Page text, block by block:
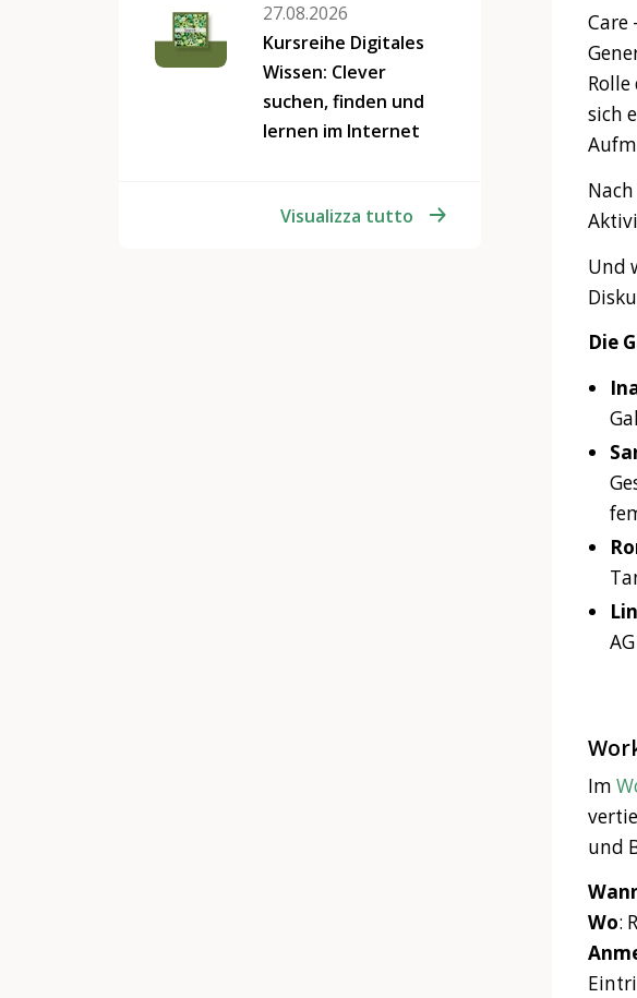
27.08.2026
Kursreihe Digitales
Wissen: Clever
suchen, finden und
lernen im Internet
Visualizza tutto
Care
sich
Und
Die
Im
und
Wo: